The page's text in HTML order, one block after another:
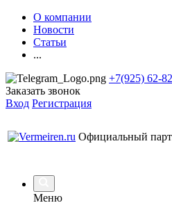
О компании
Новости
Статьи
...
+7(925) 62-
Заказать звонок
Вход Регистрация
Официальный
Меню